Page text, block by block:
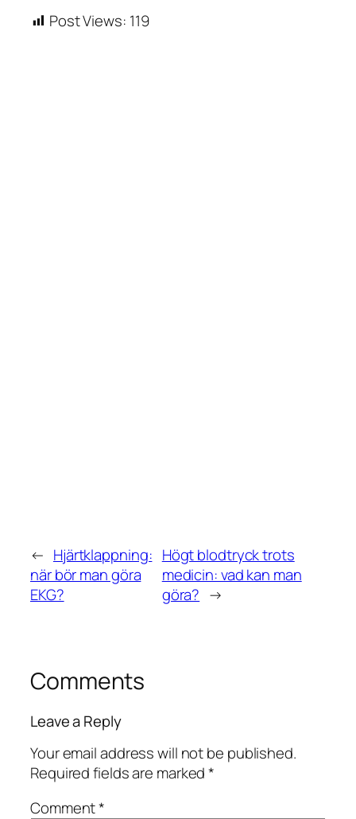
Post Views: 119
← Hjärtklappning:
när bör man göra
EKG?
Högt blodtryck trots
medicin: vad kan man
göra? →
Comments
Leave a Reply
Your email address will not be published.
Required fields are marked*
Comment*